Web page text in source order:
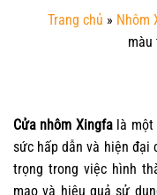
Trang chủ » Nhôm
màu
Cửa nhôm Xingfalà một
sức hấp dẫn và hiện đại
trọng trong việc hình
mạo và hiệu quả sử